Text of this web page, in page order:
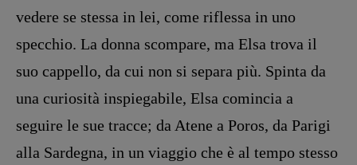
DOSSIER
12 dicembre
Editoria
Intelligenza Artificiale
Maestri sommersi
vedere se stessa in lei, come riflessa in uno
specchio. La donna scompare, ma Elsa trova il
suo cappello, da cui non si separa più. Spinta da
una curiosità inspiegabile, Elsa comincia a
seguire le sue tracce; da Atene a Poros, da Parigi
alla Sardegna, in un viaggio che è al tempo stesso